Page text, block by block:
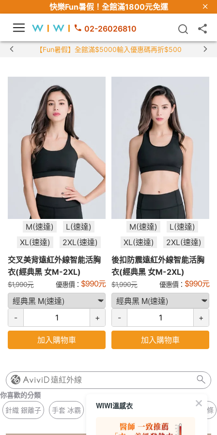
快樂Fun暑假！ 全館滿1800元免運
02-26026810
【Fun暑假】全館滿$5000輸入優惠碼再折$500
M(速達)
L(速達)
XL(速達)
2XL(速達)
交叉美背遠紅外線智能活胸
衣(經典黑 女M-2XL)
$1,990元 優惠價： $990元
- +
加入購物車
M(速達)
L(速達)
XL(速達)
2XL(速達)
後扣防震遠紅外線智能活胸
衣(經典黑 女M-2XL)
$1,990元 優惠價： $990元
- +
加入購物車
遠紅外線
你喜歡的分類
針織 銀離子
手套 冰霸 冰晶 濕氣 中腰內褲 除臭 冰氧 壓條
WIWI溫感衣